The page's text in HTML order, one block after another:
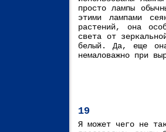
просто лампы
этими лампами
растений, она
света от
белый. Да, еще она
немаловажно при
19
Я может чего не